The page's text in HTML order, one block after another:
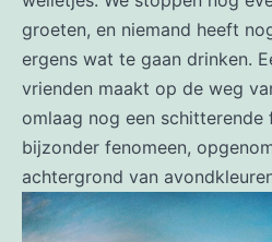
groeten, en niemand heeft
ergens wat te gaan drinken.
vrienden maakt op de weg
omlaag nog een schitterende
bijzonder fenomeen,
achtergrond van